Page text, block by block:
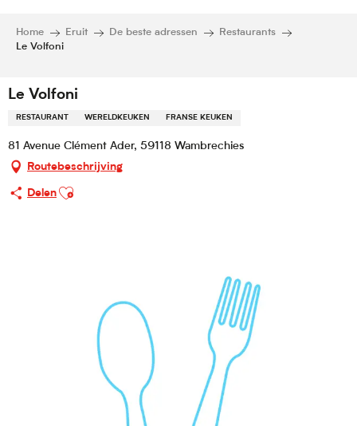
Home Eruit De beste adressen
Restaurants
Le Volfoni
Le Volfoni
RESTAURANT WERELDKEUKEN FRANSE KEUKEN
81 Avenue Clément Ader, 59118 Wambrechies
Routebeschrijving
Delen
Ajouter aux favoris